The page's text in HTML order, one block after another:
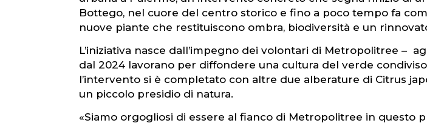
Bottego, nel cuore del centro storico e fino a poco tempo fa
nuove piante che restituiscono ombra, biodiversità e un
L’iniziativa nasce dall’impegno dei volontari di Metropolitree –
dal 2024 lavorano per diffondere una cultura del verde
l’intervento si è completato con altre due alberature di Citrus
un piccolo presidio di natura.
«Siamo orgogliosi di essere al fianco di Metropolitree in questo